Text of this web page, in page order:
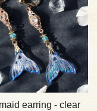
earring - clear